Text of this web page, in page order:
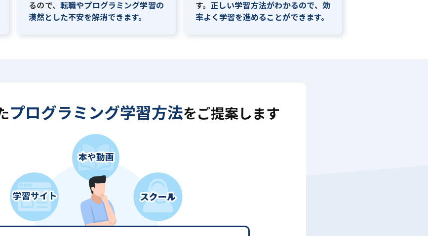
るので、 転職やプログラミング学習の
漠然とした不安を解消できます。
す。 正しい学習方法がわかるので、効
率よく学習を進めることができます。
プログラミング学習方法をご提案します